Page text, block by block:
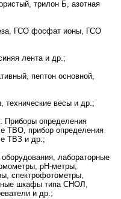
трилон Б, азотная
ГСО фосфат ионы, ГСО
лента и др.;
пептон основной,
технические весы и др.;
Приборы определения
ТВО, прибор определения
ТВЗ и др.;
лабораторные
рН-метры,
спектрофотометры,
шкафы типа СНОЛ,
и др.;